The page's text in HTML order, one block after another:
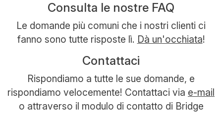
Consulta le nostre FAQ
Le domande più comuni che i nostri clienti ci
fanno sono tutte risposte lì. Dà un'occhiata!
Contattaci
Rispondiamo a tutte le sue domande, e
rispondiamo velocemente! Contattaci via e-mail
o attraverso il modulo di contatto di Bridge